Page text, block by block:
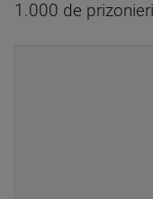
1.000 de